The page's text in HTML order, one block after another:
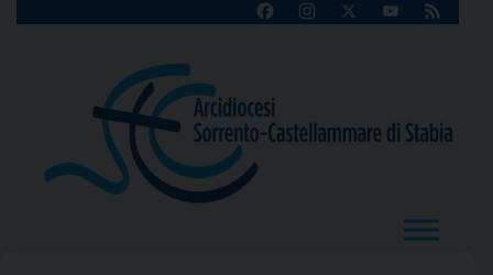
FacebookInstagram
X
YouTube
Feed